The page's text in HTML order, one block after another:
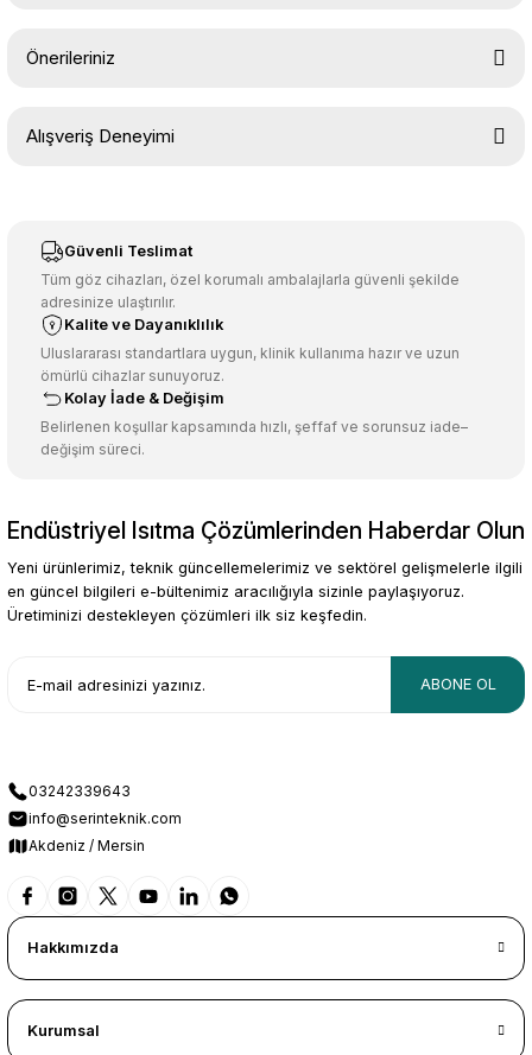
Önerileriniz
konularda yetersiz gördüğünüz noktaları öneri formunu kullanarak
Ürün resmi kalitesiz, bozuk veya görüntülenemiyor.
Ürün açıklamasında eksik bilgiler bulunuyor.
Ürün bilgilerinde hatalar bulunuyor.
Ürün fiyatı diğer sitelerden daha pahalı.
Bu ürüne benzer farklı alternatifler olmalı.
Gönder
Alışveriş Deneyimi
Güvenli Teslimat
Tüm göz cihazları, özel korumalı ambalajlarla güvenli şekilde
adresinize ulaştırılır.
Kalite ve Dayanıklılık
Uluslararası standartlara uygun, klinik kullanıma hazır ve uzun
ömürlü cihazlar sunuyoruz.
Kolay İade & Değişim
Belirlenen koşullar kapsamında hızlı, şeffaf ve sorunsuz iade–
değişim süreci.
Endüstriyel Isıtma Çözümlerinden Haberdar Olun
Yeni ürünlerimiz, teknik güncellemelerimiz ve sektörel gelişmelerle ilgili
en güncel bilgileri e-bültenimiz aracılığıyla sizinle paylaşıyoruz.
Üretiminizi destekleyen çözümleri ilk siz keşfedin.
ABONE OL
03242339643
info@serinteknik.com
Akdeniz / Mersin
Hakkımızda
Kurumsal